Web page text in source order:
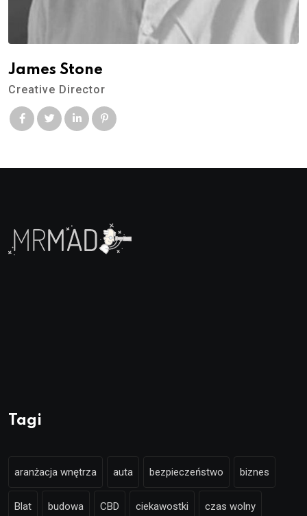
James Stone
Creative Director
Tagi
aranżacja wnętrza auta bezpieczeństwo biznes
Blat budowa CBD ciekawostki czas wolny